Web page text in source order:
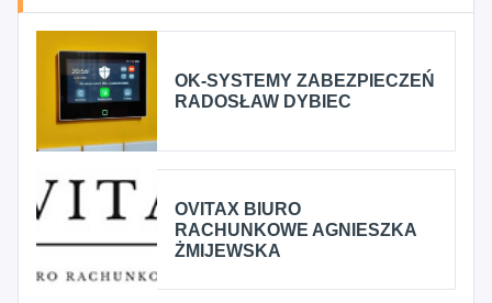
OK-SYSTEMY ZABEZPIECZEŃ
RADOSŁAW DYBIEC
OVITAX BIURO
RACHUNKOWE AGNIESZKA
ŻMIJEWSKA